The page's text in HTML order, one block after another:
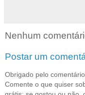
Nenhum
Postar um
Obrigado pelo
Comente o que quiser